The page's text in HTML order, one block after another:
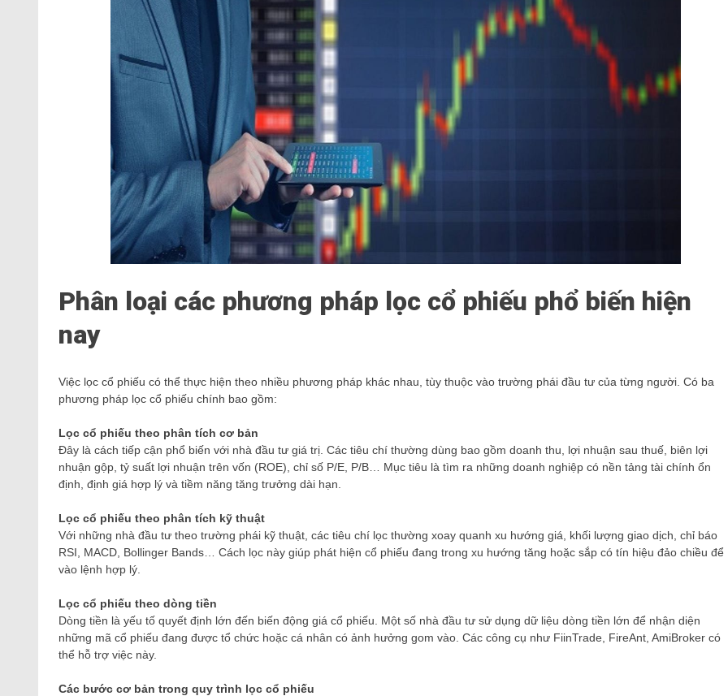
Phân loại các phương pháp lọc cổ phiếu phổ biến hiện
nay
Việc lọc cổ phiếu có thể thực hiện theo nhiều phương pháp khác nhau, tùy thuộc vào trường phái đầu tư của từng người. Có ba
phương pháp lọc cổ phiếu chính bao gồm:
Lọc cổ phiếu theo phân tích cơ bản
Đây là cách tiếp cận phổ biến với nhà đầu tư giá trị. Các tiêu chí thường dùng bao gồm doanh thu, lợi nhuận sau thuế, biên lợi
nhuận gộp, tỷ suất lợi nhuận trên vốn (ROE), chỉ số P/E, P/B… Mục tiêu là tìm ra những doanh nghiệp có nền tảng tài chính ổn
định, định giá hợp lý và tiềm năng tăng trưởng dài hạn.
Lọc cổ phiếu theo phân tích kỹ thuật
Với những nhà đầu tư theo trường phái kỹ thuật, các tiêu chí lọc thường xoay quanh xu hướng giá, khối lượng giao dịch, chỉ báo
RSI, MACD, Bollinger Bands… Cách lọc này giúp phát hiện cổ phiếu đang trong xu hướng tăng hoặc sắp có tín hiệu đảo chiều để
vào lệnh hợp lý.
Lọc cổ phiếu theo dòng tiền
Dòng tiền là yếu tố quyết định lớn đến biến động giá cổ phiếu. Một số nhà đầu tư sử dụng dữ liệu dòng tiền lớn để nhận diện
những mã cổ phiếu đang được tổ chức hoặc cá nhân có ảnh hưởng gom vào. Các công cụ như FiinTrade, FireAnt, AmiBroker có
thể hỗ trợ việc này.
Các bước cơ bản trong quy trình lọc cổ phiếu